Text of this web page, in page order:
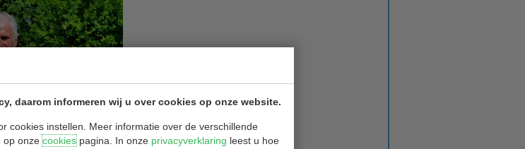
daarom informeren wij u over cookies op onze website.
cookies instellen. Meer informatie over de verschillende
op onzecookiespagina. In onze privacyverklaring leest u hoe